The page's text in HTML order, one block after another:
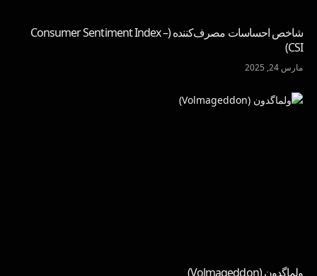
شاخص احساسات مصرف‌کننده (Consumer Sentiment Index –
CSI)
مارس 24, 2025
ولماگدون (Volmageddon)